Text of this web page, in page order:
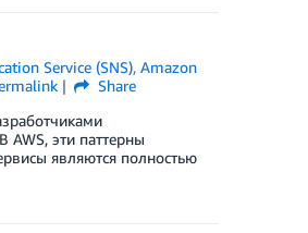
Service (SNS),Amazon
Share
эти паттерны
являются полностью